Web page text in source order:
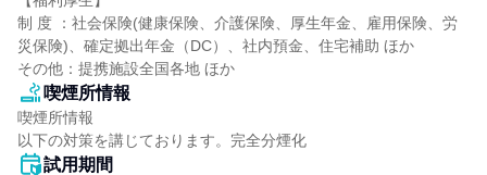
制 度 ：社会保険(健康保険、介護保険、厚生年金、雇用保険、労
災保険)、確定拠出年金（DC）、社内預金、住宅補助 ほか
その他：提携施設全国各地 ほか
喫煙所情報
喫煙所情報
以下の対策を講じております。完全分煙化
試用期間